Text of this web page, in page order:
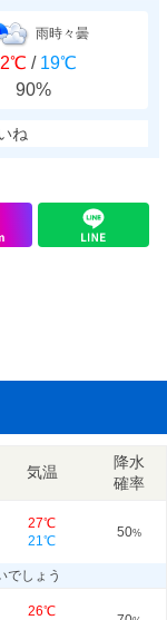
雨時々曇
/ 19℃
90%
ね
気温
降水
確率
27℃
21℃
50%
でしょう
26℃